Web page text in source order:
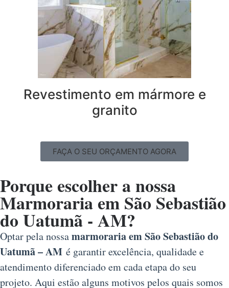
Revestimento em mármore e
granito
FAÇA O SEU ORÇAMENTO AGORA
Porque escolher a nossa
Marmoraria em São Sebastião
do Uatumã - AM?
Optar pela nossamarmoraria em São Sebastião do
Uatumã – AM é garantir excelência, qualidade e
atendimento diferenciado em cada etapa do seu
projeto. Aqui estão alguns motivos pelos quais somos